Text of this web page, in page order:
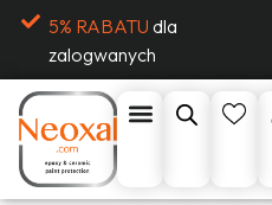
5% RABATU dla
zalogwanych